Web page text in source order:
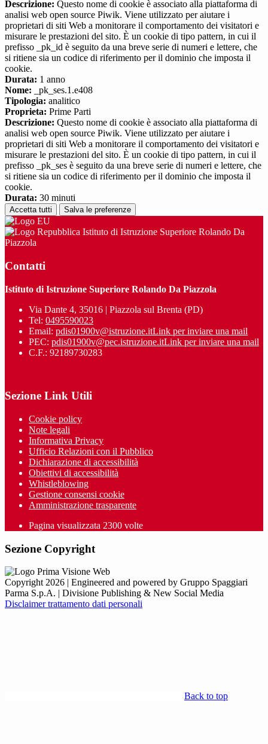
Descrizione: Questo nome di cookie è associato alla piattaforma di
analisi web open source Piwik. Viene utilizzato per aiutare i
proprietari di siti Web a monitorare il comportamento dei visitatori e
misurare le prestazioni del sito. È un cookie di tipo pattern, in cui il
prefisso _pk_id è seguito da una breve serie di numeri e lettere, che
si ritiene sia un codice di riferimento per il dominio che imposta il
cookie.
Durata: 1 anno
Nome: _pk_ses.1.e408
Tipologia: analitico
Proprieta: Prime Parti
Descrizione: Questo nome di cookie è associato alla piattaforma di
analisi web open source Piwik. Viene utilizzato per aiutare i
proprietari di siti Web a monitorare il comportamento dei visitatori e
misurare le prestazioni del sito. È un cookie di tipo pattern, in cui il
prefisso _pk_ses è seguito da una breve serie di numeri e lettere, che
si ritiene sia un codice di riferimento per il dominio che imposta il
cookie.
Durata: 30 minuti
Accetta tutti Salva le preferenze
Istituto di Istruzione Superiore Rolando Da
Piazzola
Contatti
Istituto di Istruzione Superiore Rolando Da Piazzola
Via Dante 4, 35016 | Piazzola sul Brenta (PD)
Tel: 0495590023
Email: pdis01900v@istruzione.itLink per inviare una mail
PEC: pdis01900v@pec.istruzione.itLink per inviare una mail
C.F.: 92189730283
Sezione Link Utili
Cookie policy
Note legali
Informativa Privacy
Ufficio Relazioni con il Pubblico
Dichiarazione di accessibilità
Obiettivi di accessibilità
Whistleblowing
Gestione consensi cookie
Amministrazione trasparente
Pagina visualizzata 2300 volte
Sezione Copyright
Copyright 2026 | Engineered and powered by Gruppo Spaggiari
Parma S.p.A. | Divisione Publishing & New Social Media
Disclaimer trattamento dati personali
Back to top